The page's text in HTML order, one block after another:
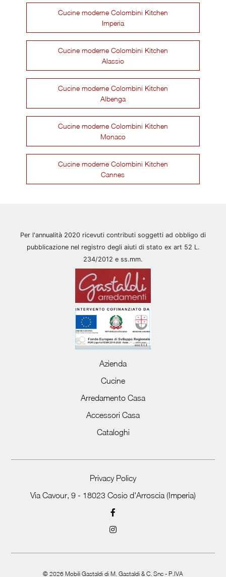
Cucine moderne Colombini Kitchen
Imperia
Cucine moderne Colombini Kitchen
Alassio
Cucine moderne Colombini Kitchen
Albenga
Cucine moderne Colombini Kitchen
Monaco
Cucine moderne Colombini Kitchen
Cannes
Per l'annualità 2020 ricevuti contributi soggetti ad obbligo di
pubblicazione nel registro degli aiuti di stato ex art 52 L.
234/2012 e ss.mm.
Azienda
Cucine
Arredamento Casa
Accessori Casa
Cataloghi
Privacy Policy
Via Cavour, 9 - 18023 Cosio d'Arroscia (Imperia)
© 2026 Mobili Gastaldi di M. Gastaldi & C. Snc - P.IVA